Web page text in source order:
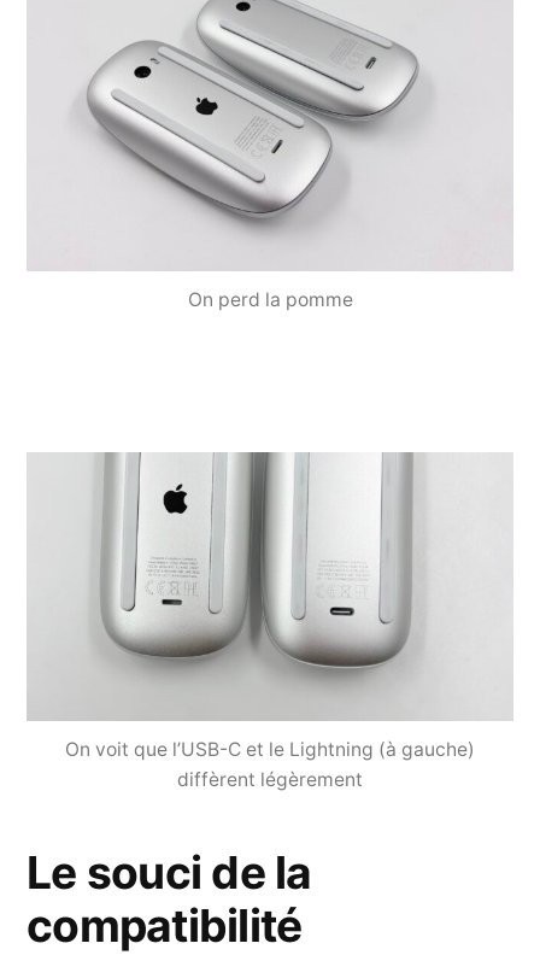
On perd la pomme
On voit que l’USB-C et le Lightning (à gauche)
diffèrent légèrement
Le souci de la
compatibilité